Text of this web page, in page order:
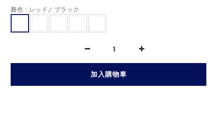
顏色 : レッド/ ブラック
加入購物車